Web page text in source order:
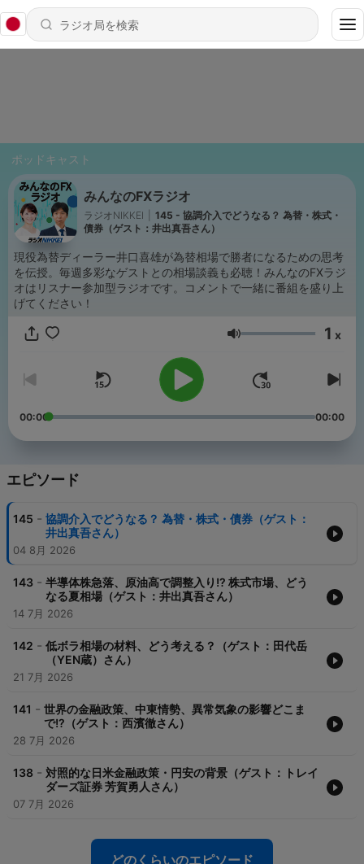
ポッドキャスト
みんなのFXラジオ
ラジオNIKKEI
145 - 協調介入でどうなる？ 為替・株式・
債券（ゲスト：井出真吾さん）
現役為替ディーラー井口喜雄が為替相場で勝者になるための思考
を伝授。毎週多彩なゲストとの相場談義も必聴！みんなのFXラジ
オはリスナー参加型ラジオです。コメントで一緒に番組を盛り上
げてください！
音量 1 x
00:00 00:00
エピソード
145 - 協調介入でどうなる？ 為替・株式・債券（ゲスト：
井出真吾さん）
04 8月 2026
143 - 半導体株急落、原油高で調整入り!? 株式市場、どう
なる夏相場（ゲスト：井出真吾さん）
14 7月 2026
142 - 低ボラ相場の材料、どう考える？（ゲスト：田代岳
（YEN蔵）さん）
21 7月 2026
141 - 世界の金融政策、中東情勢、異常気象の影響どこま
で!?（ゲスト：西濱徹さん）
28 7月 2026
138 - 対照的な日米金融政策・円安の背景（ゲスト：トレイ
ダーズ証券 芳賀勇人さん）
07 7月 2026
どのくらいのエピソード